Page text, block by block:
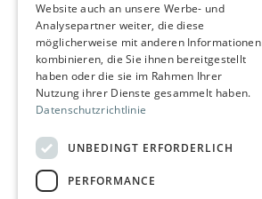
Imprint
Legal notices
Accessibility Statement
Press
Book now
Website auch an unsere Werbe- und
Analysepartner weiter, die diese
möglicherweise mit anderen Informationen
kombinieren, die Sie ihnen bereitgestellt
haben oder die sie im Rahmen Ihrer
Nutzung ihrer Dienste gesammelt haben.
Datenschutzrichtlinie
UNBEDINGT ERFORDERLICH
PERFORMANCE